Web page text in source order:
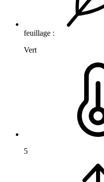
feuillage :
Vert
5